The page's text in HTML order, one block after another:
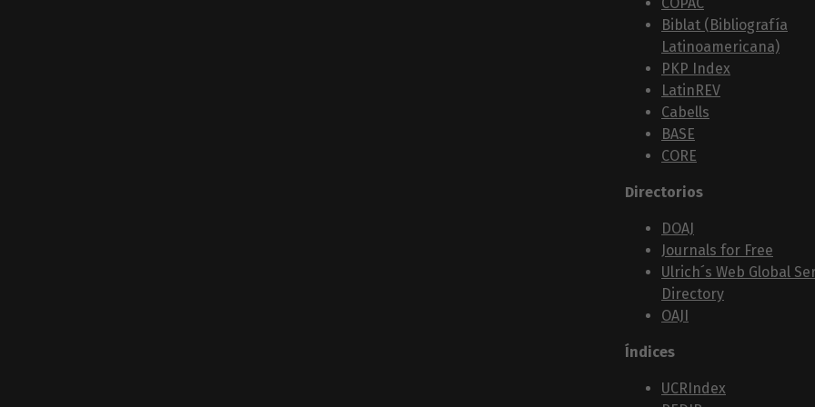
Biblat (Bibliografía
Latinoamericana)
PKP Index
LatinREV
Cabells
BASE
CORE
Directorios
DOAJ
Journals for Free
Ulrich´s Web Global
Directory
OAJI
Índices
UCRIndex